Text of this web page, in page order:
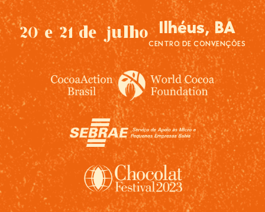
20 e 21 de julho Ilhéus, BA
CENTRO DE CONVENÇÕES